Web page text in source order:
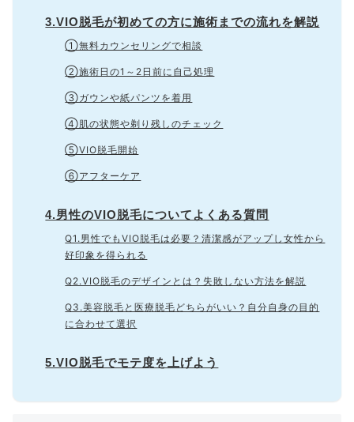
3.VIO脱毛が初めての方に施術までの流れを解説
①無料カウンセリングで相談
②施術日の1～2日前に自己処理
③ガウンや紙パンツを着用
④肌の状態や剃り残しのチェック
⑤VIO脱毛開始
⑥アフターケア
4.男性のVIO脱毛についてよくある質問
Q1.男性でもVIO脱毛は必要？清潔感がアップし女性から
好印象を得られる
Q2.VIO脱毛のデザインとは？失敗しない方法を解説
Q3.美容脱毛と医療脱毛どちらがいい？自分自身の目的
に合わせて選択
5.VIO脱毛でモテ度を上げよう